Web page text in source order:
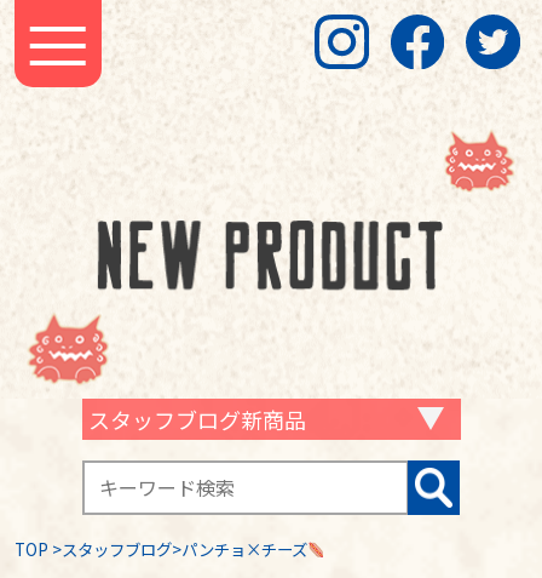
スタッフブログ新商品
TOP >スタッフブログ>パンチョ×チーズ